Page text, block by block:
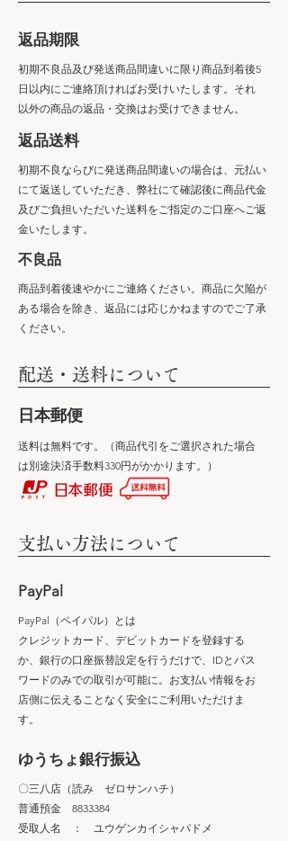
​返品期限
初期不良品及び発送商品間違いに限り商品到着後5
日以内にご連絡頂ければお受けいたします。それ
以外の商品の返品・交換はお受けできません。
​返品送料
初期不良ならびに発送商品間違いの場合は、元払い
にて返送していただき、弊社にて確認後に商品代金
及びご負担いただいた送料をご指定のご口座へご返
金いたします。
​不良品
商品到着後速やかにご連絡ください。商品に欠陥が
ある場合を除き、返品には応じかねますのでご了承
ください。
​配送・送料について
​日本郵便
送料は無料です。（商品代引をご選択された場合
は別途決済手数料330円がかかります。）
​支払い方法について
PayPal
PayPal（ペイパル）とは
クレジットカード、デビットカードを登録する
か、銀行の口座振替設定を行うだけで、IDとパス
ワードのみでの取引が可能に。お支払い情報をお
店側に伝えることなく安全にご利用いただけま
す。
ゆうちょ銀行振込
〇三八店（読み ゼロサンハチ）
普通預金 8833384
受取人名 ： ユウゲンカイシャパドメ